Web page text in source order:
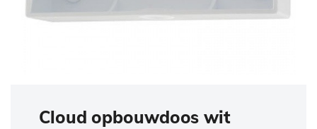
Cloud opbouwdoos wit